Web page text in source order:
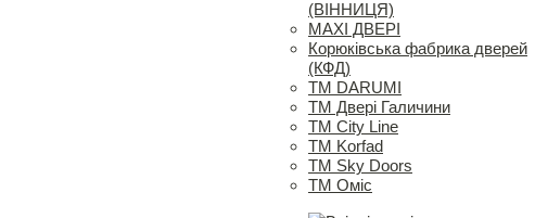
(ВІННИЦЯ)
MAXI ДВЕРІ
Корюківська фабрика дверей
(КФД)
ТМ DARUMI
ТМ Двері Галичини
ТМ City Line
ТМ Korfad
ТМ Sky Doors
ТМ Оміс